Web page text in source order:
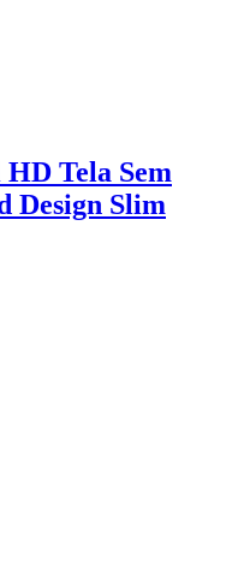
Tela Sem
Design Slim